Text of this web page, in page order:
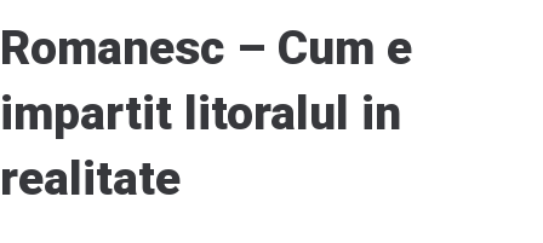
Romanesc – Cum e
impartit litoralul in
realitate